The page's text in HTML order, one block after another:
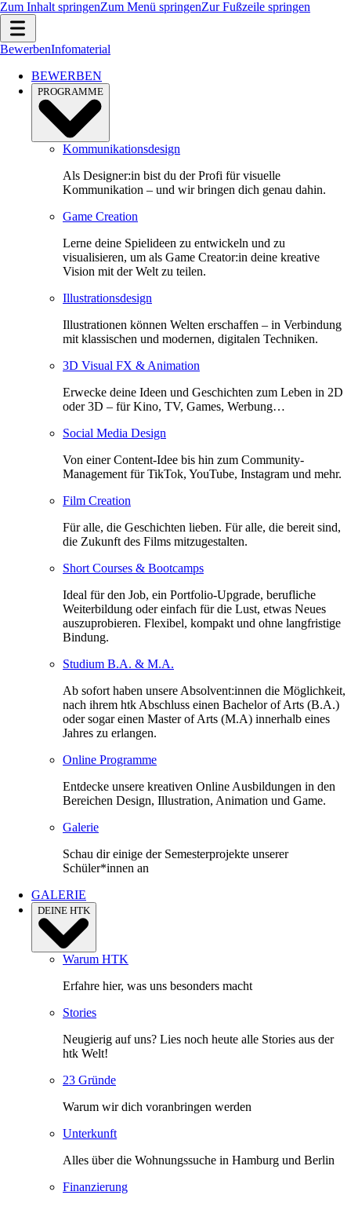
Zum Inhalt springenZum Menü springenZur Fußzeile springen
BewerbenInfomaterial
BEWERBEN
PROGRAMME
Kommunikationsdesign
Als Designer:in bist du der Profi für visuelle
Kommunikation – und wir bringen dich genau dahin.
Game Creation
Lerne deine Spielideen zu entwickeln und zu
visualisieren, um als Game Creator:in deine kreative
Vision mit der Welt zu teilen.
Illustrationsdesign
Illustrationen können Welten erschaffen – in Verbindung
mit klassischen und modernen, digitalen Techniken.
3D Visual FX & Animation
Erwecke deine Ideen und Geschichten zum Leben in 2D
oder 3D – für Kino, TV, Games, Werbung…
Social Media Design
Von einer Content-Idee bis hin zum Community-
Management für TikTok, YouTube, Instagram und mehr.
Film Creation
Für alle, die Geschichten lieben. Für alle, die bereit sind,
die Zukunft des Films mitzugestalten.
Short Courses & Bootcamps
Ideal für den Job, ein Portfolio-Upgrade, berufliche
Weiterbildung oder einfach für die Lust, etwas Neues
auszuprobieren. Flexibel, kompakt und ohne langfristige
Bindung.
Studium B.A. & M.A.
Ab sofort haben unsere Absolvent:innen die Möglichkeit,
nach ihrem htk Abschluss einen Bachelor of Arts (B.A.)
oder sogar einen Master of Arts (M.A) innerhalb eines
Jahres zu erlangen.
Online Programme
Entdecke unsere kreativen Online Ausbildungen in den
Bereichen Design, Illustration, Animation und Game.
Galerie
Schau dir einige der Semesterprojekte unserer
Schüler*innen an
GALERIE
DEINE HTK
Warum HTK
Erfahre hier, was uns besonders macht
Stories
Neugierig auf uns? Lies noch heute alle Stories aus der
htk Welt!
23 Gründe
Warum wir dich voranbringen werden
Unterkunft
Alles über die Wohnungssuche in Hamburg und Berlin
Finanzierung